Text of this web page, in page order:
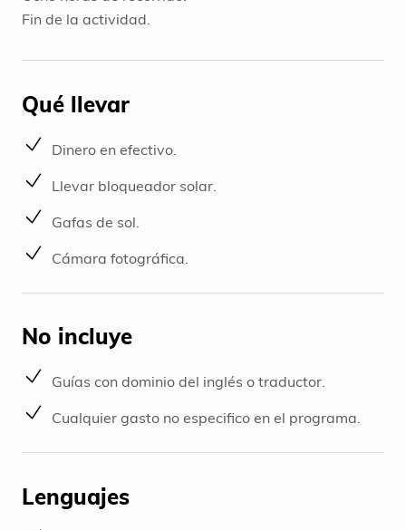
Fin de la actividad.
Qué llevar
Dinero en efectivo.
Llevar bloqueador solar.
Gafas de sol.
Cámara fotográfica.
No incluye
Guías con dominio del inglés o traductor.
Cualquier gasto no especifico en el programa.
Lenguajes